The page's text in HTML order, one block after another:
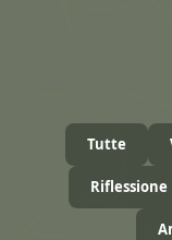
Tutte
Riflessione